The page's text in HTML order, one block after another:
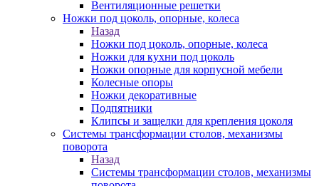
Вентиляционные решетки
Ножки под цоколь, опорные, колеса
Назад
Ножки под цоколь, опорные, колеса
Ножки для кухни под цоколь
Ножки опорные для корпусной мебели
Колесные опоры
Ножки декоративные
Подпятники
Клипсы и защелки для крепления цоколя
Системы трансформации столов, механизмы
поворота
Назад
Системы трансформации столов, механизмы